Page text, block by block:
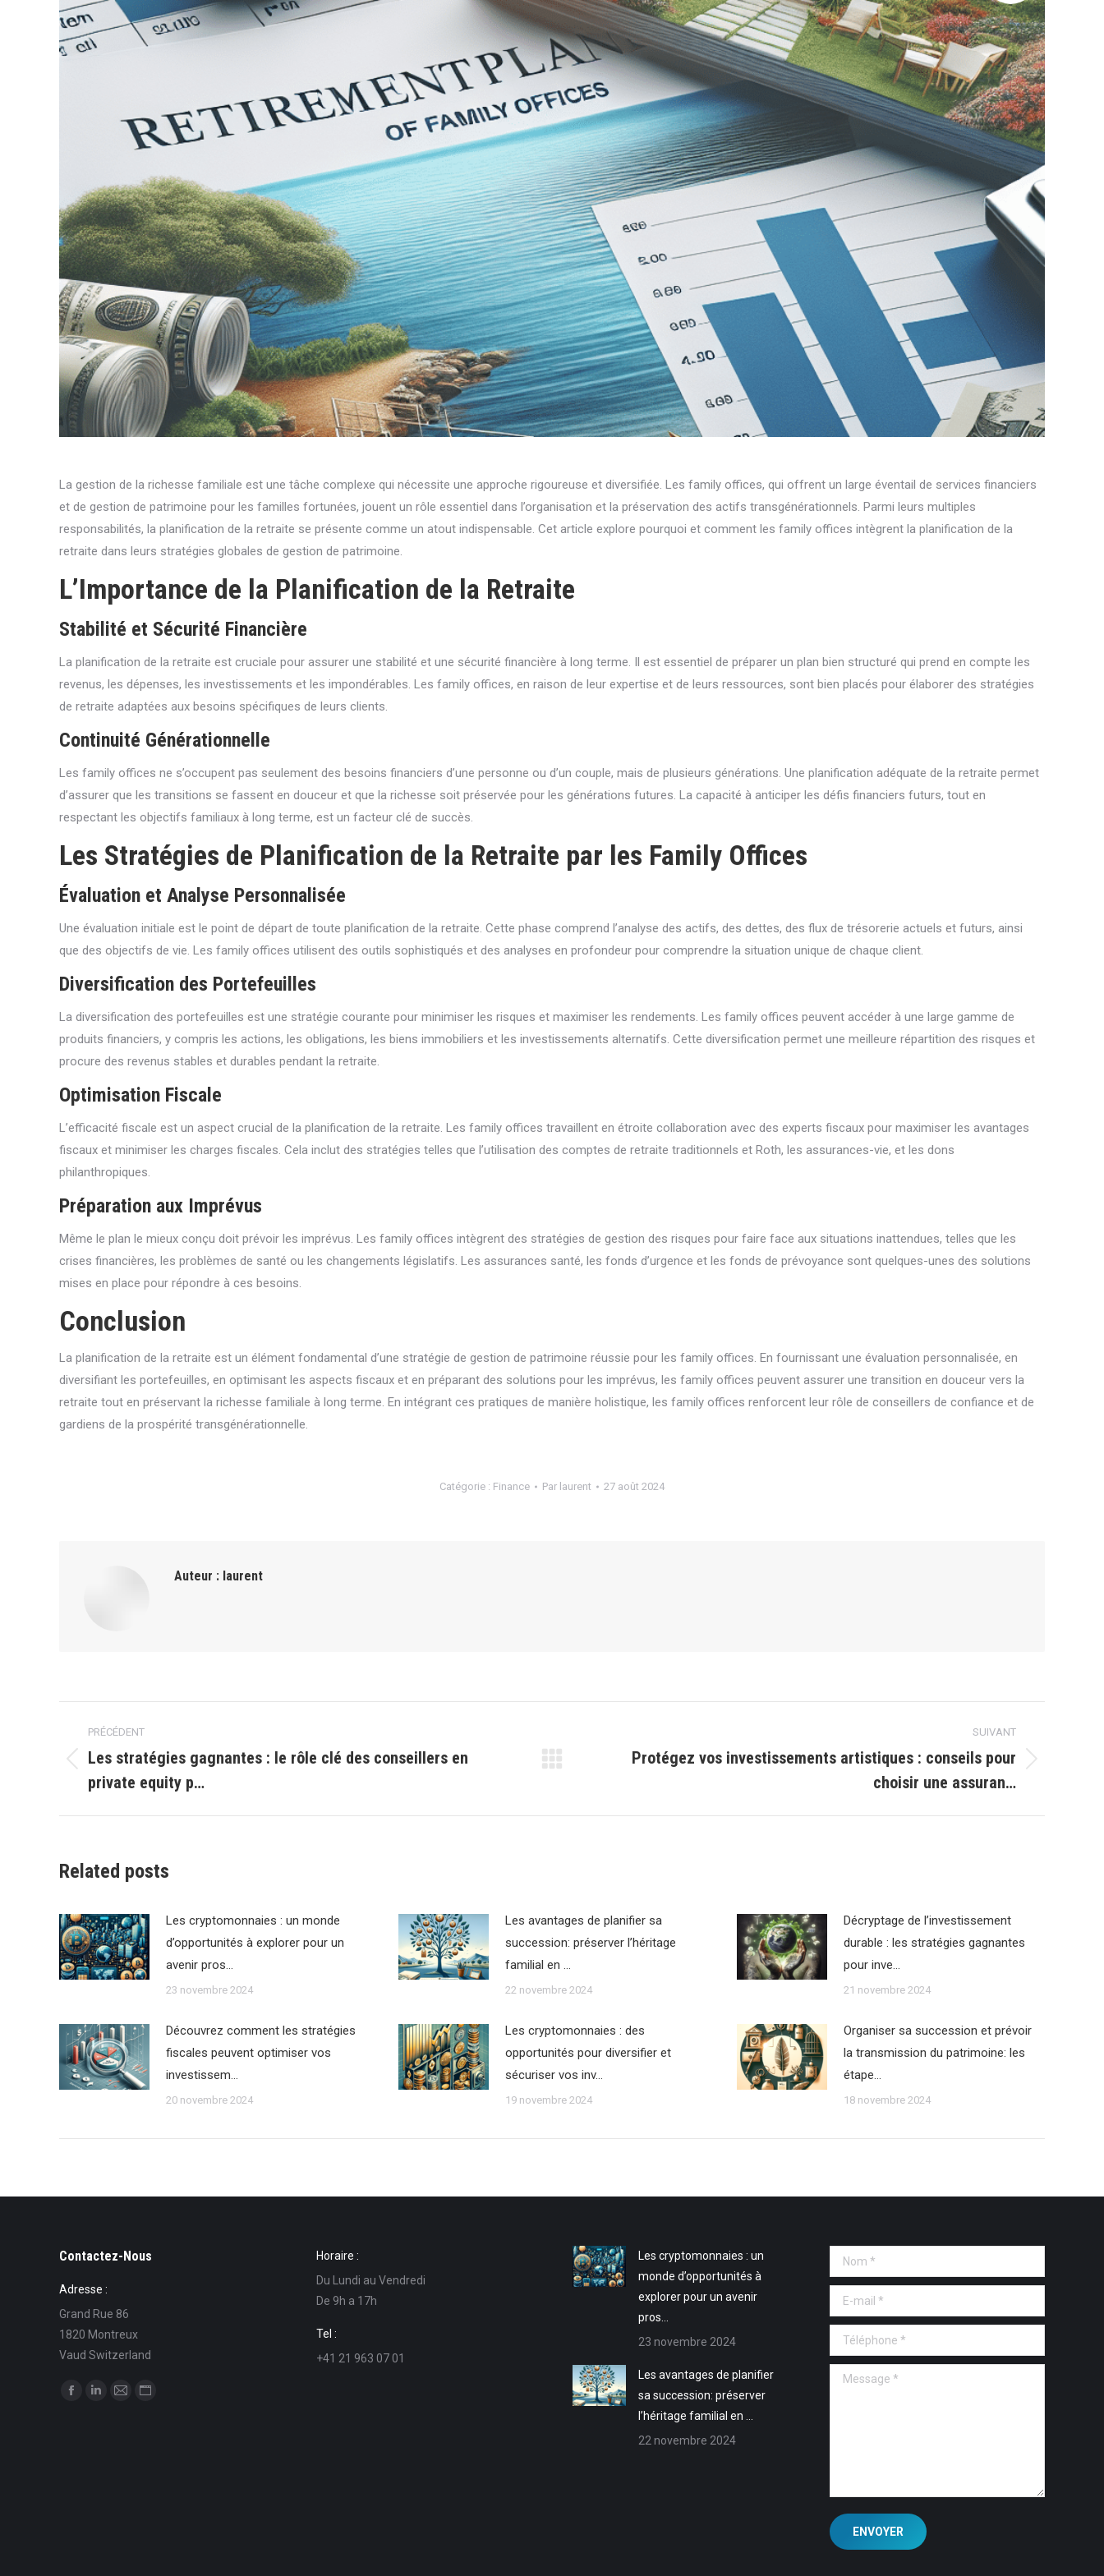
La gestion de la richesse familiale est une tâche complexe qui nécessite une approche rigoureuse et diversifiée. Les family offices, qui offrent un large éventail de services financiers
et de gestion de patrimoine pour les familles fortunées, jouent un rôle essentiel dans l’organisation et la préservation des actifs transgénérationnels. Parmi leurs multiples
responsabilités, la planification de la retraite se présente comme un atout indispensable. Cet article explore pourquoi et comment les family offices intègrent la planification de la
retraite dans leurs stratégies globales de gestion de patrimoine.
L’Importance de la Planification de la Retraite
Stabilité et Sécurité Financière
La planification de la retraite est cruciale pour assurer une stabilité et une sécurité financière à long terme. Il est essentiel de préparer un plan bien structuré qui prend en compte les
revenus, les dépenses, les investissements et les impondérables. Les family offices, en raison de leur expertise et de leurs ressources, sont bien placés pour élaborer des stratégies
de retraite adaptées aux besoins spécifiques de leurs clients.
Continuité Générationnelle
Les family offices ne s’occupent pas seulement des besoins financiers d’une personne ou d’un couple, mais de plusieurs générations. Une planification adéquate de la retraite permet
d’assurer que les transitions se fassent en douceur et que la richesse soit préservée pour les générations futures. La capacité à anticiper les défis financiers futurs, tout en
respectant les objectifs familiaux à long terme, est un facteur clé de succès.
Les Stratégies de Planification de la Retraite par les Family Offices
Évaluation et Analyse Personnalisée
Une évaluation initiale est le point de départ de toute planification de la retraite. Cette phase comprend l’analyse des actifs, des dettes, des flux de trésorerie actuels et futurs, ainsi
que des objectifs de vie. Les family offices utilisent des outils sophistiqués et des analyses en profondeur pour comprendre la situation unique de chaque client.
Diversification des Portefeuilles
La diversification des portefeuilles est une stratégie courante pour minimiser les risques et maximiser les rendements. Les family offices peuvent accéder à une large gamme de
produits financiers, y compris les actions, les obligations, les biens immobiliers et les investissements alternatifs. Cette diversification permet une meilleure répartition des risques et
procure des revenus stables et durables pendant la retraite.
Optimisation Fiscale
L’efficacité fiscale est un aspect crucial de la planification de la retraite. Les family offices travaillent en étroite collaboration avec des experts fiscaux pour maximiser les avantages
fiscaux et minimiser les charges fiscales. Cela inclut des stratégies telles que l’utilisation des comptes de retraite traditionnels et Roth, les assurances-vie, et les dons
philanthropiques.
Préparation aux Imprévus
Même le plan le mieux conçu doit prévoir les imprévus. Les family offices intègrent des stratégies de gestion des risques pour faire face aux situations inattendues, telles que les
crises financières, les problèmes de santé ou les changements législatifs. Les assurances santé, les fonds d’urgence et les fonds de prévoyance sont quelques-unes des solutions
mises en place pour répondre à ces besoins.
Conclusion
La planification de la retraite est un élément fondamental d’une stratégie de gestion de patrimoine réussie pour les family offices. En fournissant une évaluation personnalisée, en
diversifiant les portefeuilles, en optimisant les aspects fiscaux et en préparant des solutions pour les imprévus, les family offices peuvent assurer une transition en douceur vers la
retraite tout en préservant la richesse familiale à long terme. En intégrant ces pratiques de manière holistique, les family offices renforcent leur rôle de conseillers de confiance et de
gardiens de la prospérité transgénérationnelle.
Catégorie : Finance Par laurent 27 août 2024
Auteur : laurent
Navigation
article
PRÉCÉDENT
précédent
:
Les stratégies gagnantes : le rôle clé des conseillers en
private equity p…
SUIVANT
:
Protégez vos investissements artistiques : conseils pour
choisir une assuran…
Related posts
Les cryptomonnaies : un monde
d’opportunités à explorer pour un
avenir pros…
23 novembre 2024
Les avantages de planifier sa
succession: préserver l’héritage
familial en …
22 novembre 2024
Décryptage de l’investissement
durable : les stratégies gagnantes
pour inve…
21 novembre 2024
Découvrez comment les stratégies
fiscales peuvent optimiser vos
investissem…
20 novembre 2024
Les cryptomonnaies : des
opportunités pour diversifier et
sécuriser vos inv…
19 novembre 2024
Organiser sa succession et prévoir
la transmission du patrimoine: les
étape…
18 novembre 2024
Contactez-Nous
Adresse :
Grand Rue 86
1820 Montreux
Vaud Switzerland
Trouvez nous sur :
Horaire :
Du Lundi au Vendredi
De 9h a 17h
Tel :
+41 21 963 07 01
Les cryptomonnaies : un
monde d’opportunités à
explorer pour un avenir
pros…
23 novembre 2024
Les avantages de planifier
sa succession: préserver
l’héritage familial en …
22 novembre 2024
Nom *
E-mail *
Téléphone *
Message *
ENVOYER